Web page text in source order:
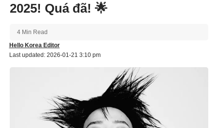
2025! Quá đã! 🌟
Last updated: 2026-01-21 3:10 pm
Hello Korea Editor
4 Min Read